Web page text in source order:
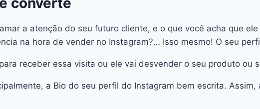
a atenção do seu futuro cliente, e o que você acha que
na hora de vender no Instagram?… Isso mesmo! O seu
receber essa visita ou ele vai desvender o seu produto ou
a Bio do seu perfil do Instagram bem escrita.